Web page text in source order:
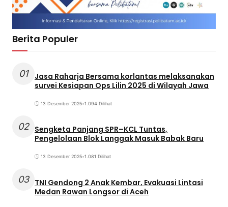
Berita Populer
01
Jasa Raharja Bersama korlantas melaksanakan
survei Kesiapan Ops Lilin 2025 di Wilayah Jawa
13 Desember 2025•1.094 Dilihat
02 Sengketa Panjang SPR–KCL Tuntas,
Pengelolaan Blok Langgak Masuk Babak Baru
13 Desember 2025•1.081 Dilihat
03 TNI Gendong 2 Anak Kembar, Evakuasi Lintasi
Medan Rawan Longsor di Aceh